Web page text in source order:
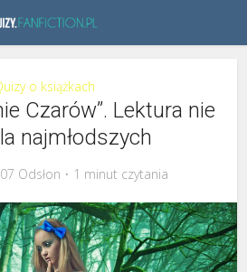
o książkach
Czarów”. Lektura nie
najmłodszych
Odsłon 1 minut czytania